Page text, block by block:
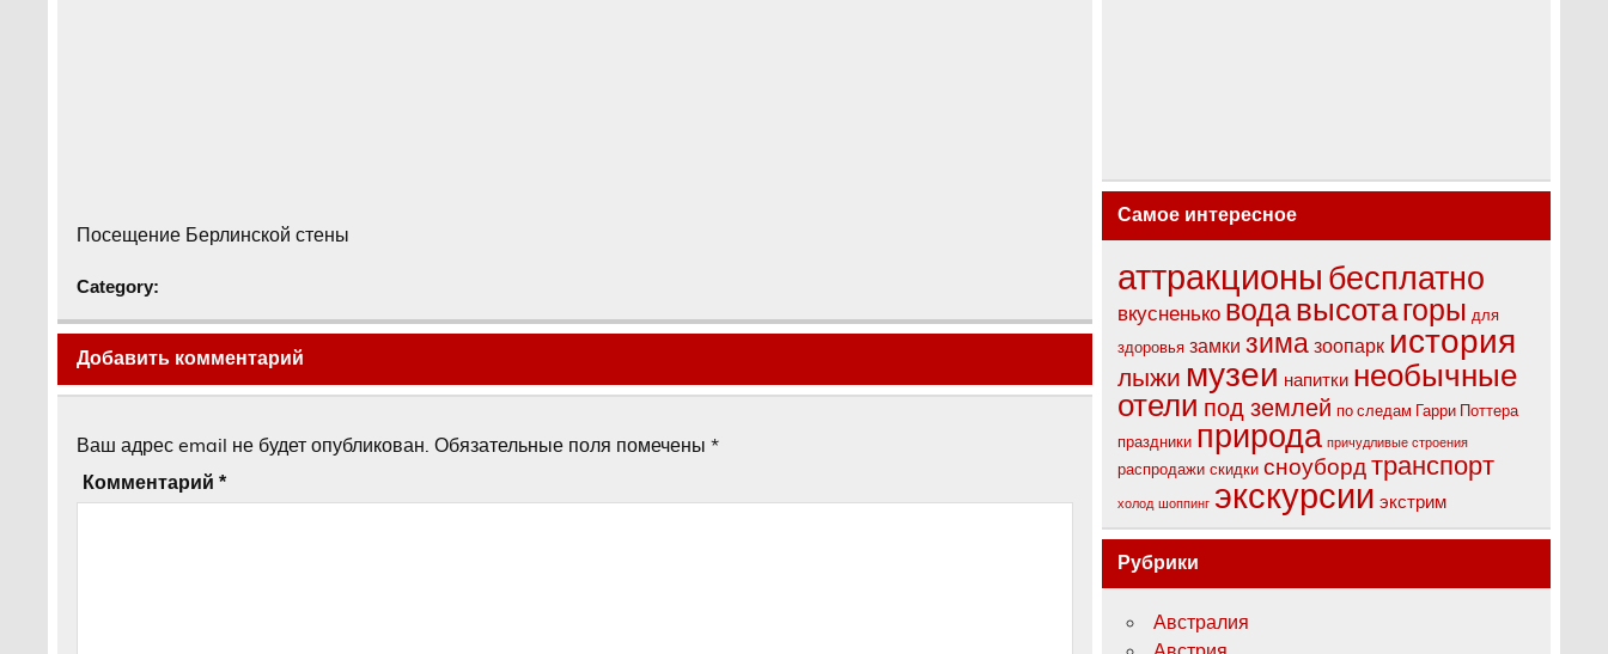
Посещение Берлинской стены
Category:
Добавить комментарий
Ваш адрес email не будет опубликован. Обязательные поля помечены*
Комментарий*
Самое интересное
аттракционы бесплатно
вкусненько водавысотагоры для
здоровья замки зима зоопарк история
лыжи музеи напитки необычные
отели под землей по следам Гарри Поттера
праздники природа причудливые строения
распродажи скидки сноубордтранспорт
холод шоппинг экскурсии экстрим
Рубрики
Австралия